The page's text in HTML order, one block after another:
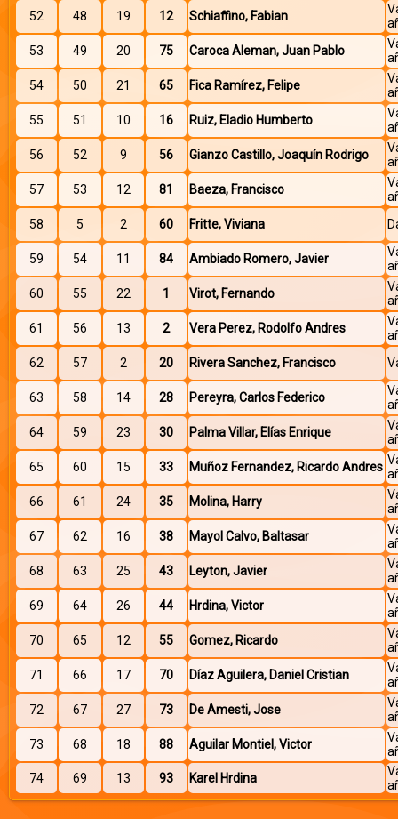
52
48 19 12 Schiaffino, Fabian
53
49 20 75 Caroca Aleman, Juan Pablo
54
50 21 65 Fica Ramírez, Felipe
55
51 10 16 Ruiz, Eladio Humberto
56
52 9 56 Gianzo Castillo, Joaquín Rodrigo
57
53 12 81 Baeza, Francisco
58
5 2 60 Fritte, Viviana
59 54 11 84 Ambiado Romero, Javier
60
55 22 1 Virot, Fernando
61
56 13 2 Vera Perez, Rodolfo Andres
62
57 2 20 Rivera Sanchez, Francisco
63 58 14 28 Pereyra, Carlos Federico
64
59 23 30 Palma Villar, Elías Enrique
65
60 15 33 Muñoz Fernandez, Ricardo Andres
66
61 24 35 Molina, Harry
67
62 16 38 Mayol Calvo, Baltasar
68
63 25 43 Leyton, Javier
69
64 26 44 Hrdina, Victor
70
65 12 55 Gomez, Ricardo
71
66 17 70 Díaz Aguilera, Daniel Cristian
72
67 27 73 De Amesti, Jose
73
68 18 88 Aguilar Montiel, Victor
74
69 13 93 Karel Hrdina